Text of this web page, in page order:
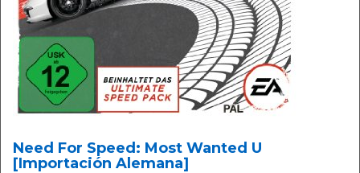
Need For Speed: Most Wanted U
[Importación Alemana]